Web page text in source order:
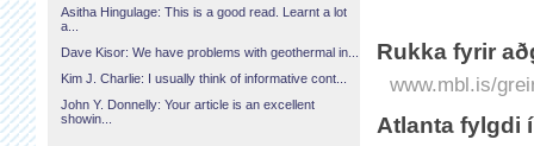
Rukka fyrir
www.mbl.is/
Atlanta fylgdi
Asitha Hingulage: This is a good read. Learnt a lot
a...
Dave Kisor: We have problems with geothermal in...
Kim J. Charlie: I usually think of informative cont...
John Y. Donnelly: Your article is an excellent
showin...